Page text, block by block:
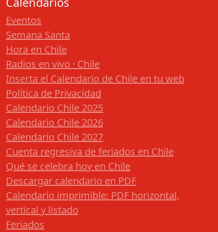
Eventos
Semana Santa
Hora en Chile
Radios en vivo · Chile
Inserta el Calendario de Chile en tu web
Política de Privacidad
Calendario Chile 2025
Calendario Chile 2026
Calendario Chile 2027
Cuenta regresiva de feriados en Chile
Qué se celebra hoy en Chile
Descargar calendario en PDF
Calendario imprimible: PDF horizontal,
vertical y listado
Feriados